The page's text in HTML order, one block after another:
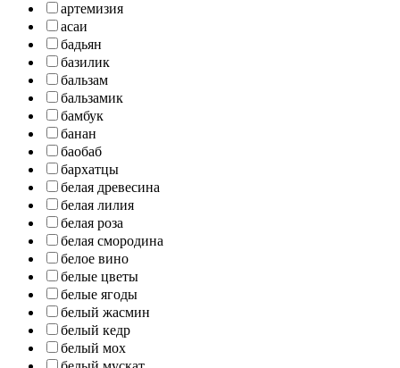
артемизия
асаи
бадьян
базилик
бальзам
бальзамик
бамбук
банан
баобаб
бархатцы
белая древесина
белая лилия
белая роза
белая смородина
белое вино
белые цветы
белые ягоды
белый жасмин
белый кедр
белый мох